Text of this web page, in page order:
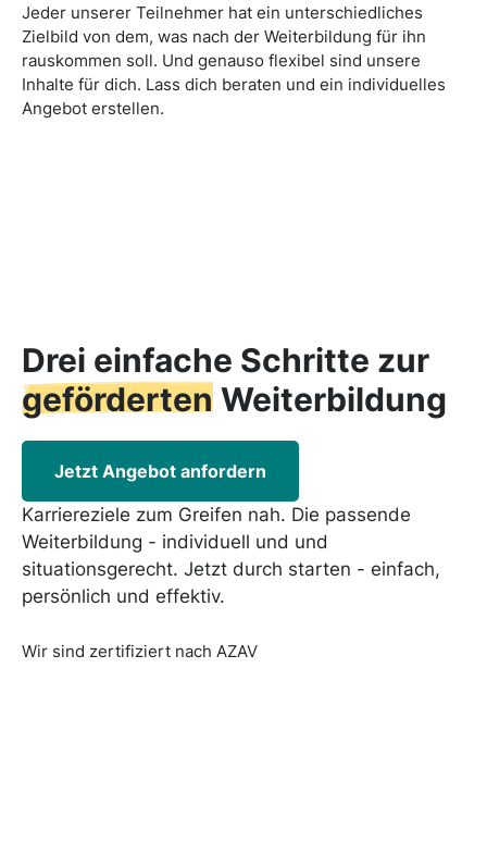
Jeder unserer Teilnehmer hat ein unterschiedliches
Zielbild von dem, was nach der Weiterbildung für ihn
rauskommen soll. Und genauso flexibel sind unsere
Inhalte für dich. Lass dich beraten und ein individuelles
Angebot erstellen.
Drei einfache Schritte zur
gefördertenWeiterbildung
Jetzt Angebot anfordern
Karriereziele zum Greifen nah. Die passende
Weiterbildung - individuell und und
situationsgerecht. Jetzt durch starten - einfach,
persönlich und effektiv.
Wir sind zertifiziert nach AZAV